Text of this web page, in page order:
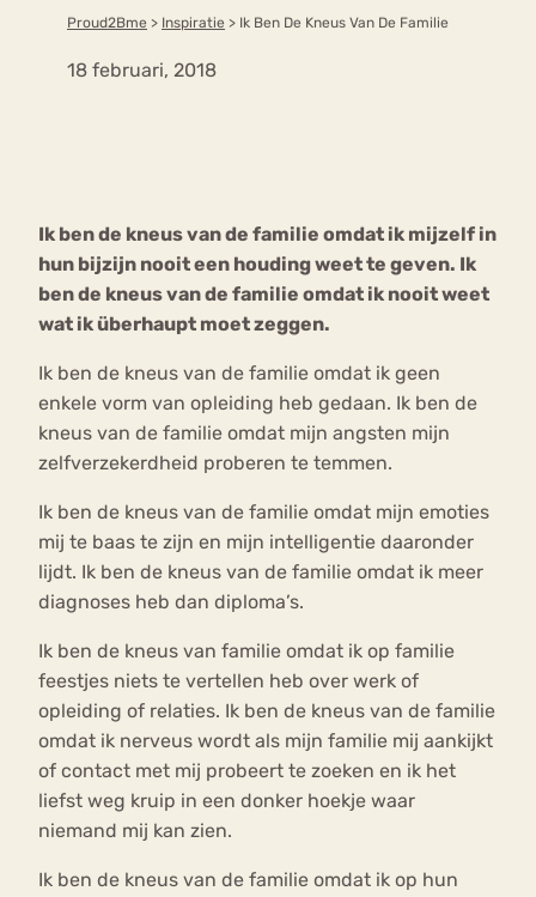
Proud2Bme > Inspiratie > Ik Ben De Kneus Van De Familie
18 februari, 2018
Ik ben de kneus van de familie omdat ik mijzelf in
hun bijzijn nooit een houding weet te geven. Ik
ben de kneus van de familie omdat ik nooit weet
wat ik überhaupt moet zeggen.
Ik ben de kneus van de familie omdat ik geen
enkele vorm van opleiding heb gedaan. Ik ben de
kneus van de familie omdat mijn angsten mijn
zelfverzekerdheid proberen te temmen.
Ik ben de kneus van de familie omdat mijn emoties
mij te baas te zijn en mijn intelligentie daaronder
lijdt. Ik ben de kneus van de familie omdat ik meer
diagnoses heb dan diploma’s.
Ik ben de kneus van familie omdat ik op familie
feestjes niets te vertellen heb over werk of
opleiding of relaties. Ik ben de kneus van de familie
omdat ik nerveus wordt als mijn familie mij aankijkt
of contact met mij probeert te zoeken en ik het
liefst weg kruip in een donker hoekje waar
niemand mij kan zien.
Ik ben de kneus van de familie omdat ik op hun
Over ons
Chat
Forum
Vacatures
mia
Nerv
osa
Eetstoornis Anorexia Nervosa
Orthorexia
Afvallen Angst